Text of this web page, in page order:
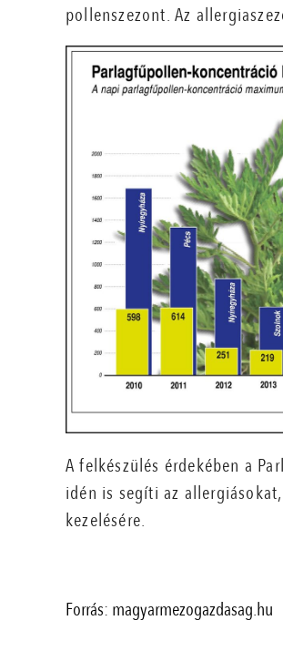
pollenszezont. Az
A felkészülés érdekében a
idén is segíti az
kezelésére.
Forrás: magyarmezogazdasag.hu